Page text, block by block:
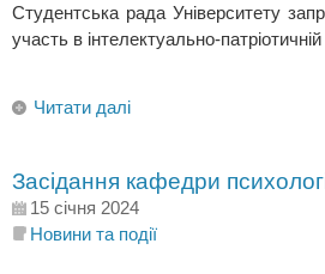
Студентська рада Університету
участь в інтелектуально-
Читати далі
Засідання кафедри
15 січня 2024
Новини та події